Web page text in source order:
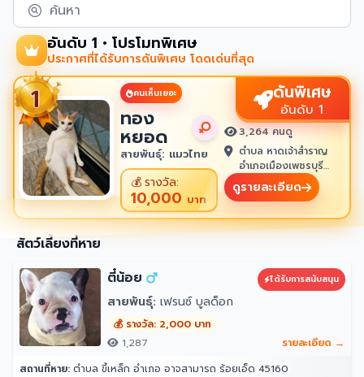
ค้นหา
อันดับ 1 • โปรโมทพิเศษ
ประกาศที่ได้รับการดันพิเศษ โดดเด่นที่สุด
คนเห็นเยอะ
ทอง
หยอด
สายพันธุ์: แมวไทย
💰รางวัล:
10,000 บาท
ดันพิเศษ
อันดับ 1
3,264 คนดู
ตำบล หาดเจ้าสำราญ
อำเภอเมืองเพชรบุรี
เพชรบุรี 76100
ดูรายละเอียด
สัตว์เลี้ยงที่หาย
ตี๋น้อย
ได้รับการสนับสนุน
สายพันธุ์: เฟรนซ์ บูลด็อก
💰 รางวัล: 2,000 บาท
1,287
รายละเอียด →
สถานที่หาย: ตำบล ขี้เหล็ก อำเภอ อาจสามารถ ร้อยเอ็ด 45160